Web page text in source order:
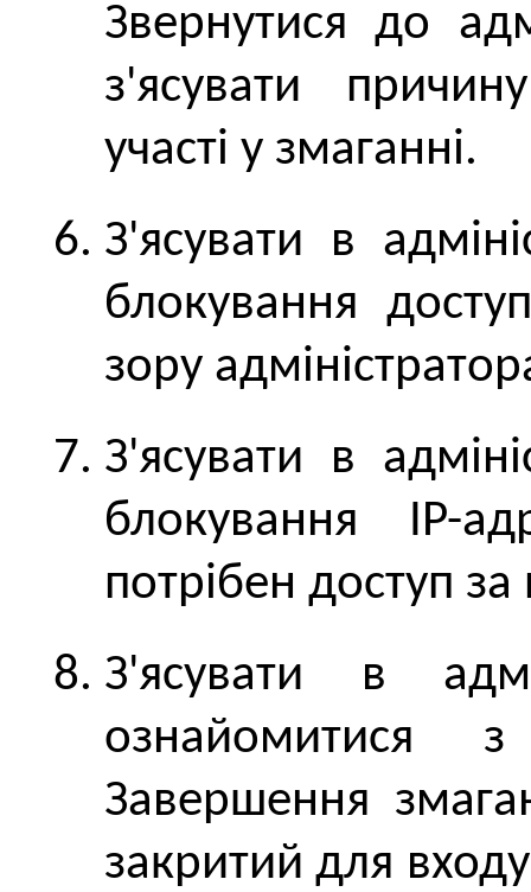
Звернутися до
з'ясувати
участі у змаганні.
З'ясувати в
блокування
зору
З'ясувати в
блокування IP-
потрібен доступ
З'ясувати в
ознайомитися з
Завершення
закритий для